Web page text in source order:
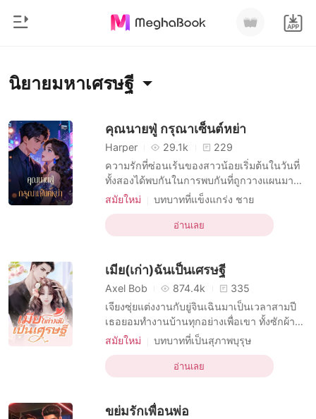
ประวัติการอ่าน
ออกจากระบบ
ดาวน์โหลดแอป
หน้าแรก
สมัยใหม่
ประวัติศาสตร์
โรแมนติก
รายการ
เรื่องสั้นคัดสรร
นิยายมหาเศรษฐี
คุณนายฟู่ กรุณาเซ็นต์หย่า
Harper 29.1k
229
ความรักที่ซ่อนเร้นของสาวน้อยเริ่มต้นในวันที่
ทั้งสองได้พบกันในการพบกันที่ถูกวางแผนมา
อย่างยาวนาน ทว่าเด็กสาวที่ครอบครัวรับมา
ไม่รู้สึกเกรงกลัว เมื่อโตขึ้น เธอใช้โอกาสการ
แต่งงานเพื่อผลประโยชน์เพื่อแย่งชิงตำแหน่ง
เดียว
สมัยใหม่
บทบาทที่แข็งแกร่ง ชาย
มหาเศรษฐี
CEO
อ่านเลย
เมีย(เก่า)ฉันเป็นเศรษฐี
Axel Bob 874.4k
335
เจียงซุ่ยแต่งงานกับยู่จินเฉินมาเป็นเวลาสามปี
เธอยอมทำงานบ้านทุกอย่างเพื่อเขา ทั้งซักผ้า
ทำอาหาร และถูพื้น แต่ไม่ว่าเธอจะพยายามแค่
ไหน ก็ไม่สามารถทำให้หัวใจของเขาสลายลงได้
เธอเริ่มตระหนักและตัดสินใจหย่ากับผู้ชายที่เธอ
รักสุดหัวใจมาเป็นเวลาสามปี เพื่อให้เขาได้ไป
สมัยใหม่
บทบาทที่เป็นสุภาพบุรุษ
มหาเศรษฐี
อ่านเลย
ขย่มรักเพื่อนพ่อ